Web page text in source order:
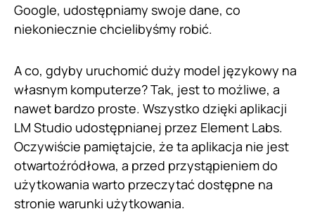
Google, udostępniamy swoje dane, co
niekoniecznie chcielibyśmy robić.
A co, gdyby uruchomić duży model językowy na
własnym komputerze? Tak, jest to możliwe, a
nawet bardzo proste. Wszystko dzięki aplikacji
LM Studio udostępnianej przez Element Labs.
Oczywiście pamiętajcie, że ta aplikacja nie jest
otwartoźródłowa, a przed przystąpieniem do
użytkowania warto przeczytać dostępne na
stronie warunki użytkowania.